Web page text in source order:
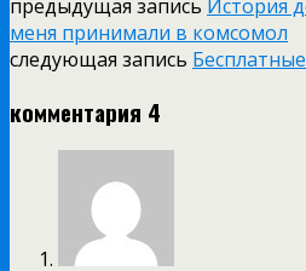
предыдущая запись История
меня принимали в комсомол
следующая запись
комментария 4